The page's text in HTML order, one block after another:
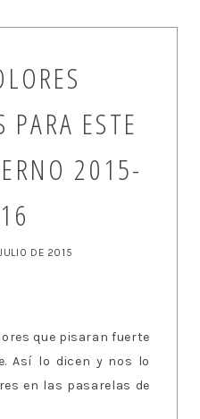
PARA ESTE
2015-
DE 2015
que pisaran fuerte
Así lo dicen y nos lo
en las pasarelas de